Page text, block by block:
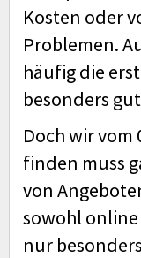
Kosten oder
Problemen.
häufig die
besonders
Doch wir vom
finden muss
von
sowohl online
nur